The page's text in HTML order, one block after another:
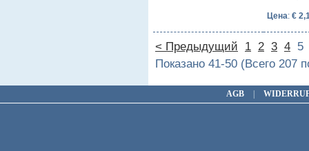
Цена: €
< Предыдущий 1 2 3 4
Показано 41-50 (Всего 207
AGB